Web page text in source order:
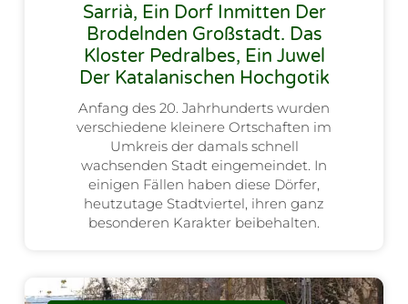
Sarrià, Ein Dorf Inmitten Der
Brodelnden Großstadt. Das
Kloster Pedralbes, Ein Juwel
Der Katalanischen Hochgotik
Anfang des 20. Jahrhunderts wurden
verschiedene kleinere Ortschaften im
Umkreis der damals schnell
wachsenden Stadt eingemeindet. In
einigen Fällen haben diese Dörfer,
heutzutage Stadtviertel, ihren ganz
besonderen Karakter beibehalten.